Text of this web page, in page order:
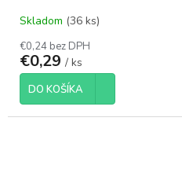
Skladom (36 ks)
€0,24 bez DPH
€0,29 / ks
DO KOŠÍKA